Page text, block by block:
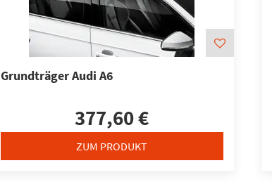
Grundträger Audi A6
377,60 €
ZUM PRODUKT